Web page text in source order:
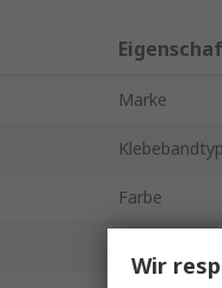
Marke
Klebebandtyp
Farbe
Wir